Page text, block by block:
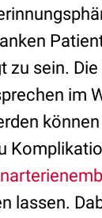
zu sein.
im
lassen.